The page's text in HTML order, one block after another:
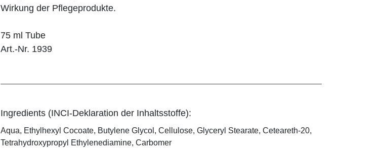
Wirkung der Pflegeprodukte.
75 ml Tube
Art.-Nr. 1939
Ingredients (INCI-Deklaration der Inhaltsstoffe):
Aqua, Ethylhexyl Cocoate, Butylene Glycol, Cellulose, Glyceryl Stearate, Ceteareth-20,
Tetrahydroxypropyl Ethylenediamine, Carbomer